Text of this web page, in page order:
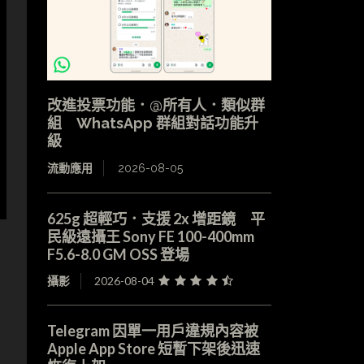
改進投票功能．@所有人．類似群
組 WhatsApp 群組對話功能升
級
流動應用 2026-08-05
625g 超輕巧．支援 2x 增距鏡 平
民級遠攝王 Sony FE 100-400mm
F5.6-8.0 GM OSS 登場
攝影 2026-08-04
Telegram 因單一用戶違規內容被
Apple App Store 短暫下架後迅速